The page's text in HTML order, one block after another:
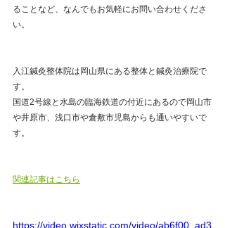
ることなど、なんでもお気軽にお問い合わせくださ
い。
入江鍼灸整体院は岡山県にある整体と鍼灸治療院で
す。
国道2号線と水島の臨海鉄道の付近にあるので岡山市
や井原市、浅口市や倉敷市児島からも通いやすいで
す。
関連記事はこちら
https://video.wixstatic.com/video/ab6f00_ad3